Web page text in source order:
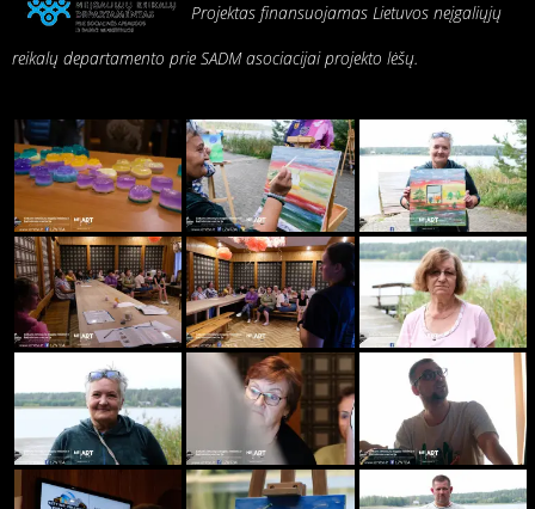
Projektas finansuojamas Lietuvos neįgaliųjų
reikalų departamento prie SADM asociacijai projekto lėšų.